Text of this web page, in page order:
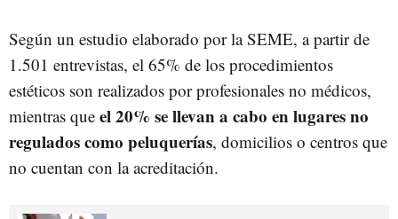
Según un estudio elaborado por la SEME, a partir de
1.501 entrevistas, el 65% de los procedimientos
estéticos son realizados por profesionales no médicos,
mientras que el 20% se llevan a cabo en lugares no
regulados como peluquerías, domicilios o centros que
no cuentan con la acreditación.